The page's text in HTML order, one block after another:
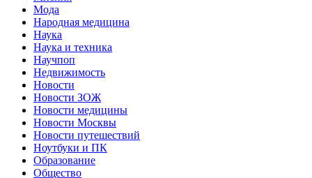
Мода
Народная медицина
Наука
Наука и техника
Научпоп
Недвижимость
Новости
Новости ЗОЖ
Новости медицины
Новости Москвы
Новости путешествий
Ноутбуки и ПК
Образование
Общество